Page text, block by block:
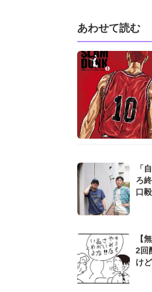
あわせて読む
「
ろ
口
【
2回
け